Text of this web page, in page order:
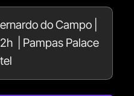
do Campo |
| Pampas Palace